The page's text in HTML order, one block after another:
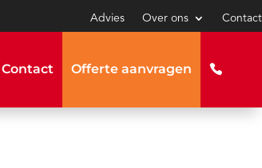
Advies Over ons Contact
Contact Offerte aanvragen